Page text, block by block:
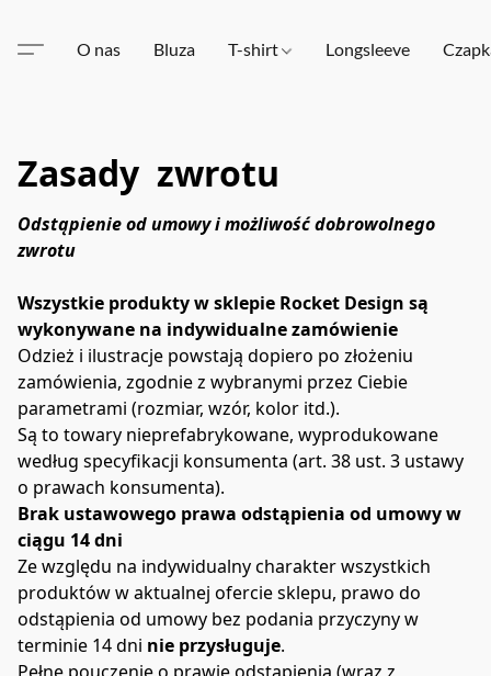
O nas Bluza T-shirt Longsleeve
Zasady zwrotu
Odstąpienie od umowy i możliwość dobrowolnego
zwrotu
Wszystkie produkty w sklepie Rocket Design są
wykonywane na indywidualne zamówienie
Odzież i ilustracje powstają dopiero po złożeniu
zamówienia, zgodnie z wybranymi przez Ciebie
parametrami (rozmiar, wzór, kolor itd.).
Są to towary nieprefabrykowane, wyprodukowane
według specyfikacji konsumenta (art. 38 ust. 3 ustawy
o prawach konsumenta).
Brak ustawowego prawa odstąpienia od umowy w
ciągu 14 dni
Ze względu na indywidualny charakter wszystkich
produktów w aktualnej ofercie sklepu, prawo do
odstąpienia od umowy bez podania przyczyny w
terminie 14 dni nie przysługuje.